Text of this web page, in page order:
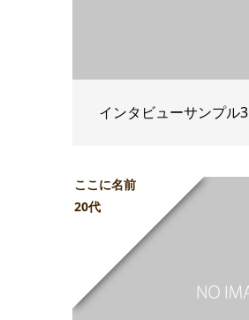
インタビューサンプル3
ここに名前
20代